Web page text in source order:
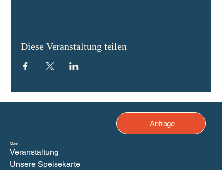
Diese Veranstaltung teilen
Anfrage
Menu
Veranstaltung
Unsere Speisekarte